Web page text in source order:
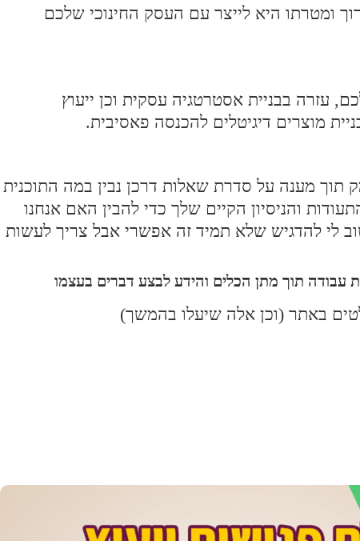
ומטרתו היא לייצר עם העסק החינוכי שלכם
עזרה בבניית אסטרטגיה עסקית וכן ייעוץ
מוצרים דיגיטלים להכנסה פאסיבית.
תוך מענה על סדרת שאלות דרכן נבין במה התוכנית
והניסיון הקיים שלך כדי להבין האם אנחנו
לי להדגיש שלא תמיד זה אפשרי אבל צריך לעשות
עבודה תוך מתן הכלים והידע לבצע דברים בעצמו
באתר (וכן אלה שיעלו בהמשך)